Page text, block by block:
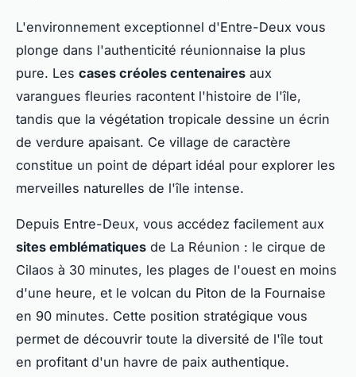
L'environnement exceptionnel d'Entre-Deux vous
plonge dans l'authenticité réunionnaise la plus
pure. Les cases créoles centenaires aux
varangues fleuries racontent l'histoire de l'île,
tandis que la végétation tropicale dessine un écrin
de verdure apaisant. Ce village de caractère
constitue un point de départ idéal pour explorer les
merveilles naturelles de l'île intense.
Depuis Entre-Deux, vous accédez facilement aux
sites emblématiques de La Réunion : le cirque de
Cilaos à 30 minutes, les plages de l'ouest en moins
d'une heure, et le volcan du Piton de la Fournaise
en 90 minutes. Cette position stratégique vous
permet de découvrir toute la diversité de l'île tout
en profitant d'un havre de paix authentique.